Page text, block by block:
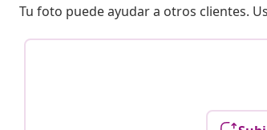
Tu foto puede ayudar a otros clientes.